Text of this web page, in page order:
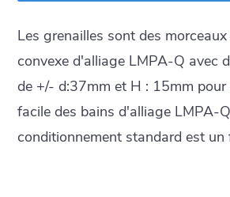
Les grenailles sont des
convexe d'alliage LMPA-Q avec
de +/- d:37mm et H : 15mm
facile des bains d'alliage LMPA-
conditionnement standard est un